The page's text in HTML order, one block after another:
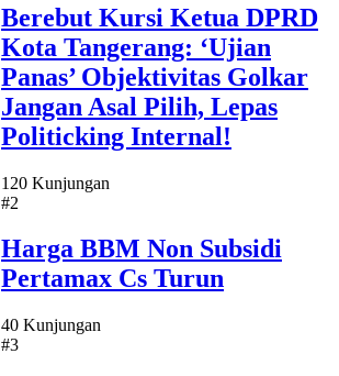
Berebut Kursi Ketua DPRD
Kota Tangerang: ‘Ujian
Panas’ Objektivitas Golkar
Jangan Asal Pilih, Lepas
Politicking Internal!
120 Kunjungan
#2
Harga BBM Non Subsidi
Pertamax Cs Turun
40 Kunjungan
#3